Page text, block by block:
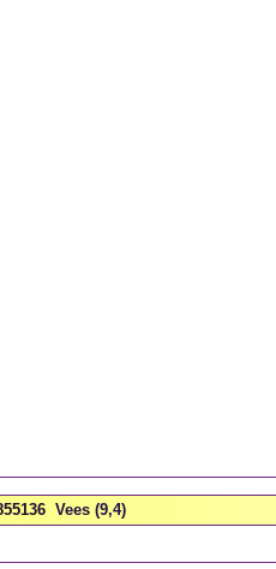
Vees (9,4)